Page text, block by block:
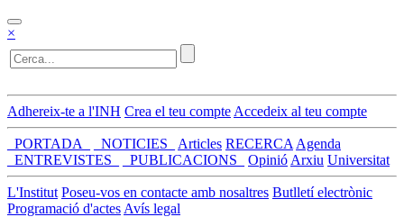
×
Adhereix-te a l'INH Crea el teu compte Accedeix al teu compte
_PORTADA_ _NOTICIES_ Articles RECERCA Agenda
_ENTREVISTES_
_PUBLICACIONS_ Opinió Arxiu Universitat
L'Institut Poseu-vos en contacte amb nosaltres Butlletí electrònic
Programació d'actes Avís legal